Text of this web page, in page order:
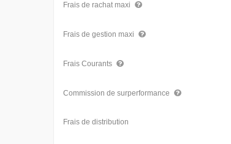
Frais de rachat maxi
Frais de gestion maxi
Frais Courants
Commission de surperformance
Frais de distribution